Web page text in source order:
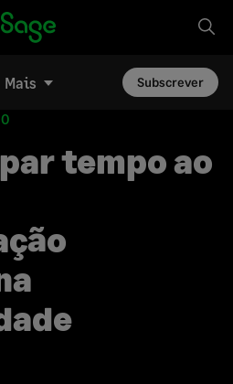
Mais Subscrever
tempo ao